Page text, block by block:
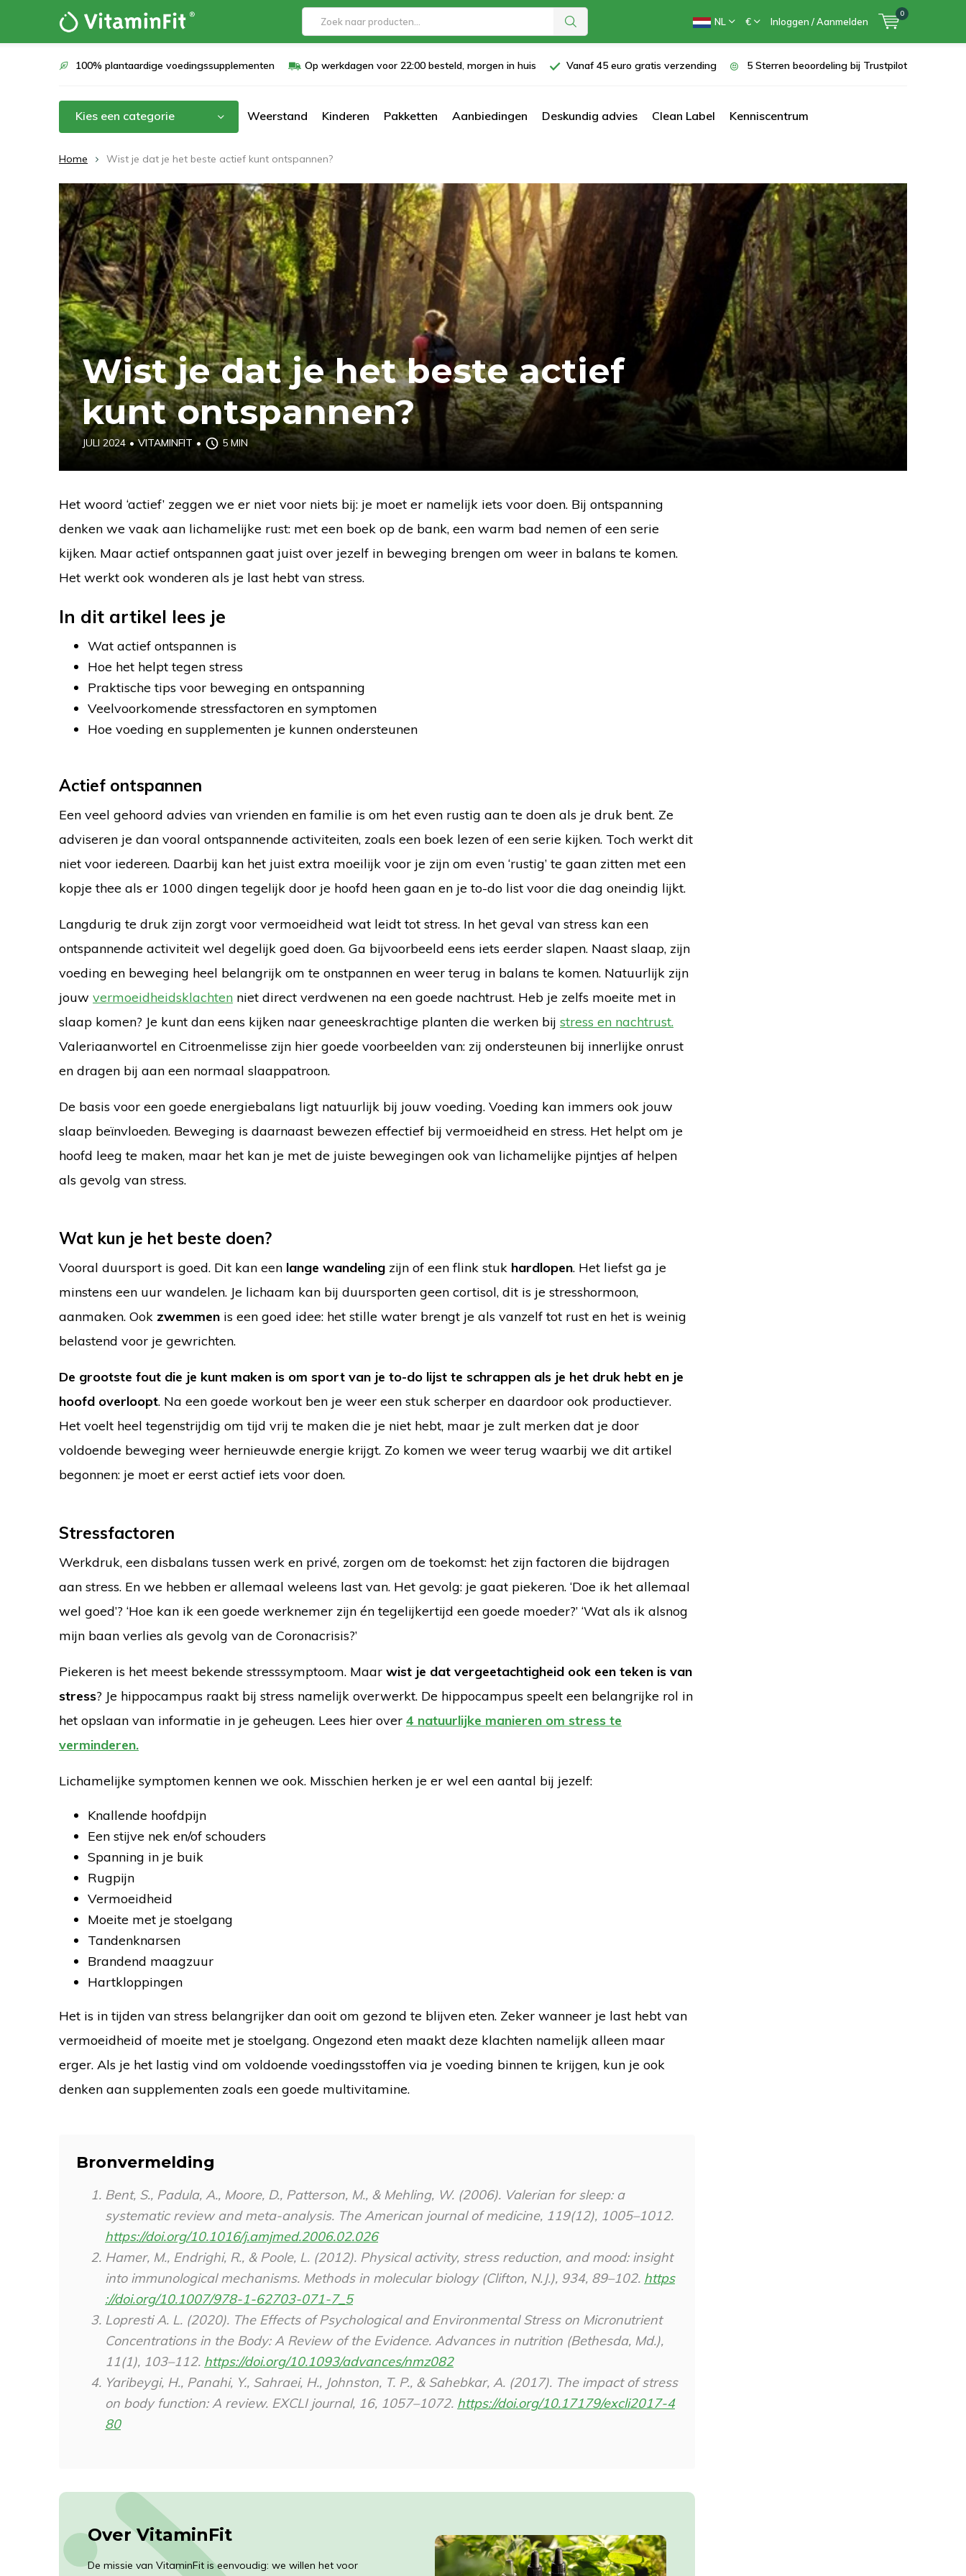
NL € Inloggen / Aanmelden
0
100% plantaardige voedingssupplementen Op werkdagen voor 22:00 besteld, morgen in huis Vanaf 45 euro gratis verzending 5 Sterren beoordeling bij Trustpilot
Kies een categorie Weerstand Kinderen Pakketten Aanbiedingen Deskundig advies Clean Label Kenniscentrum
Home Wist je dat je het beste actief kunt ontspannen?
Wist je dat je het beste actief
kunt ontspannen?
JULI 2024 • VITAMINFIT • 5 MIN
Het woord ‘actief’ zeggen we er niet voor niets bij: je moet er namelijk iets voor doen. Bij ontspanning
denken we vaak aan lichamelijke rust: met een boek op de bank, een warm bad nemen of een serie
kijken. Maar actief ontspannen gaat juist over jezelf in beweging brengen om weer in balans te komen.
Het werkt ook wonderen als je last hebt van stress.
In dit artikel lees je
Wat actief ontspannen is
Hoe het helpt tegen stress
Praktische tips voor beweging en ontspanning
Veelvoorkomende stressfactoren en symptomen
Hoe voeding en supplementen je kunnen ondersteunen
Actief ontspannen
Een veel gehoord advies van vrienden en familie is om het even rustig aan te doen als je druk bent. Ze
adviseren je dan vooral ontspannende activiteiten, zoals een boek lezen of een serie kijken. Toch werkt dit
niet voor iedereen. Daarbij kan het juist extra moeilijk voor je zijn om even ‘rustig’ te gaan zitten met een
kopje thee als er 1000 dingen tegelijk door je hoofd heen gaan en je to-do list voor die dag oneindig lijkt.
Langdurig te druk zijn zorgt voor vermoeidheid wat leidt tot stress. In het geval van stress kan een
ontspannende activiteit wel degelijk goed doen. Ga bijvoorbeeld eens iets eerder slapen. Naast slaap, zijn
voeding en beweging heel belangrijk om te onstpannen en weer terug in balans te komen. Natuurlijk zijn
jouw vermoeidheidsklachten niet direct verdwenen na een goede nachtrust. Heb je zelfs moeite met in
slaap komen? Je kunt dan eens kijken naar geneeskrachtige planten die werken bij stress en nachtrust.
Valeriaanwortel en Citroenmelisse zijn hier goede voorbeelden van: zij ondersteunen bij innerlijke onrust
en dragen bij aan een normaal slaappatroon.
De basis voor een goede energiebalans ligt natuurlijk bij jouw voeding. Voeding kan immers ook jouw
slaap beïnvloeden. Beweging is daarnaast bewezen effectief bij vermoeidheid en stress. Het helpt om je
hoofd leeg te maken, maar het kan je met de juiste bewegingen ook van lichamelijke pijntjes af helpen
als gevolg van stress.
Wat kun je het beste doen?
Vooral duursport is goed. Dit kan een lange wandeling zijn of een flink stuk hardlopen. Het liefst ga je
minstens een uur wandelen. Je lichaam kan bij duursporten geen cortisol, dit is je stresshormoon,
aanmaken. Ook zwemmen is een goed idee: het stille water brengt je als vanzelf tot rust en het is weinig
belastend voor je gewrichten.
De grootste fout die je kunt maken is om sport van je to-do lijst te schrappen als je het druk hebt en je
hoofd overloopt. Na een goede workout ben je weer een stuk scherper en daardoor ook productiever.
Het voelt heel tegenstrijdig om tijd vrij te maken die je niet hebt, maar je zult merken dat je door
voldoende beweging weer hernieuwde energie krijgt. Zo komen we weer terug waarbij we dit artikel
begonnen: je moet er eerst actief iets voor doen.
Stressfactoren
Werkdruk, een disbalans tussen werk en privé, zorgen om de toekomst: het zijn factoren die bijdragen
aan stress. En we hebben er allemaal weleens last van. Het gevolg: je gaat piekeren. ‘Doe ik het allemaal
wel goed’? ‘Hoe kan ik een goede werknemer zijn én tegelijkertijd een goede moeder?’ ‘Wat als ik alsnog
mijn baan verlies als gevolg van de Coronacrisis?’
Piekeren is het meest bekende stresssymptoom. Maar wist je dat vergeetachtigheid ook een teken is van
stress? Je hippocampus raakt bij stress namelijk overwerkt. De hippocampus speelt een belangrijke rol in
het opslaan van informatie in je geheugen. Lees hier over 4 natuurlijke manieren om stress te
verminderen.
Lichamelijke symptomen kennen we ook. Misschien herken je er wel een aantal bij jezelf:
Knallende hoofdpijn
Een stijve nek en/of schouders
Spanning in je buik
Rugpijn
Vermoeidheid
Moeite met je stoelgang
Tandenknarsen
Brandend maagzuur
Hartkloppingen
Het is in tijden van stress belangrijker dan ooit om gezond te blijven eten. Zeker wanneer je last hebt van
vermoeidheid of moeite met je stoelgang. Ongezond eten maakt deze klachten namelijk alleen maar
erger. Als je het lastig vind om voldoende voedingsstoffen via je voeding binnen te krijgen, kun je ook
denken aan supplementen zoals een goede multivitamine.
Bronvermelding
Bent, S., Padula, A., Moore, D., Patterson, M., & Mehling, W. (2006). Valerian for sleep: a
systematic review and meta-analysis. The American journal of medicine, 119(12), 1005–1012.
https://doi.org/10.1016/j.amjmed.2006.02.026
Hamer, M., Endrighi, R., & Poole, L. (2012). Physical activity, stress reduction, and mood: insight
into immunological mechanisms. Methods in molecular biology (Clifton, N.J.), 934, 89–102. https
://doi.org/10.1007/978-1-62703-071-7_5
Lopresti A. L. (2020). The Effects of Psychological and Environmental Stress on Micronutrient
Concentrations in the Body: A Review of the Evidence. Advances in nutrition (Bethesda, Md.),
11(1), 103–112. https://doi.org/10.1093/advances/nmz082
Yaribeygi, H., Panahi, Y., Sahraei, H., Johnston, T. P., & Sahebkar, A. (2017). The impact of stress
on body function: A review. EXCLI journal, 16, 1057–1072. https://doi.org/10.17179/excli2017-4
80
Over VitaminFit
De missie van VitaminFit is eenvoudig: we willen het voor